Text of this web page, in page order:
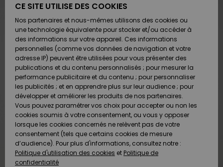
Chaussures
& Tongs
Surf
Snow
Nouveautés
Chaussures
& Tongs
Surf
Snow
Nouveautés
FEMME
A
Découvrir
Snow
SURF
Surf
Shop
Enfant
Highlights
Communauté
SNOW
Snow
Shop
Enfant
Snow
Shop
Femme
A
Découvrir
Communauté
OUTLET
Enfant
Outlet
Femme
AIDE &
CONTACT
Retours
Paiement
Carte
Cadeau
Quiksilver
Freedom
Protection
des
MAGASINS
CE SITE UTILISE DES COOKIES
Nos partenaires et nous-mêmes utilisons des cookies ou
une technologie équivalente pour stocker et/ou accéder à
des informations sur votre appareil. Ces informations
personnelles (comme vos données de navigation et votre
adresse IP) peuvent être utilisées pour vous présenter des
publications et du contenu personnalisés ; pour mesurer la
performance publicitaire et du contenu ; pour personnaliser
les publicités ; et en apprendre plus sur leur audience ; pour
développer et améliorer les produits de nos partenaires.
Vous pouvez paramétrer vos choix pour accepter ou non les
cookies soumis à votre consentement, ou vous y opposer
lorsque les cookies concernés ne relèvent pas de votre
consentement (tels que certains cookies de mesure
d’audience). Pour plus d'informations, consultez notre :
Politique d'utilisation des cookies et Politique de
confidentialité